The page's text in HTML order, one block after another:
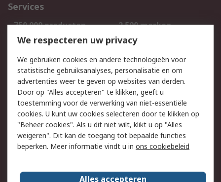
Services
750.000 producten
2.500 merken
Bestellen
Inkoopoplossingen
Track & Trace
Wettelijk
Cookiebeleid
Email veiligheid
Privacybeleid
Websitevoorwaarden
Algemene
verkoopvoorwaarden
Over RS
We respecteren uw privacy
We gebruiken cookies en andere technologieën voor
statistische gebruiksanalyses, personalisatie en om
advertenties weer te geven op websites van derden.
Door op "Alles accepteren" te klikken, geeft u
toestemming voor de verwerking van niet-essentiële
cookies. U kunt uw cookies selecteren door te klikken op
"Beheer cookies". Als u dit niet wilt, klikt u op "Alles
weigeren". Dit kan de toegang tot bepaalde functies
beperken. Meer informatie vindt u in ons cookiebeleid
Alles accepteren